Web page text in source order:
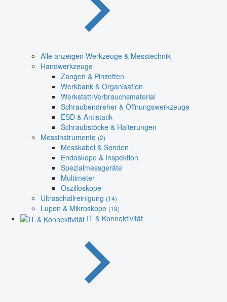
Alle anzeigen Werkzeuge & Messtechnik
Handwerkzeuge
Zangen & Pinzetten
Werkbank & Organisation
Werkstatt-Verbrauchsmaterial
Schraubendreher & Öffnungswerkzeuge
ESD & Antistatik
Schraubstöcke & Halterungen
Messinstrumente (2)
Messkabel & Sonden
Endoskope & Inspektion
Spezialmessgeräte
Multimeter
Oszilloskope
Ultraschallreinigung (14)
Lupen & Mikroskope (19)
IT & Konnektivität